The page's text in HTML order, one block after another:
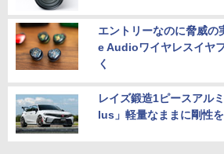
エントリーなのに脅威
e Audioワイヤレスイヤ
く
レイズ鍛造1ピースアル
lus」軽量なままに剛性